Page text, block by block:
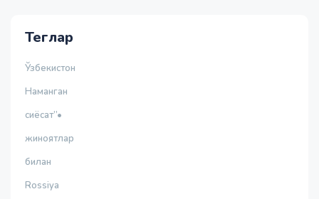
Теглар
Ўзбекистон
Наманган
сиёсат”•
жиноятлар
билан
Rossiya